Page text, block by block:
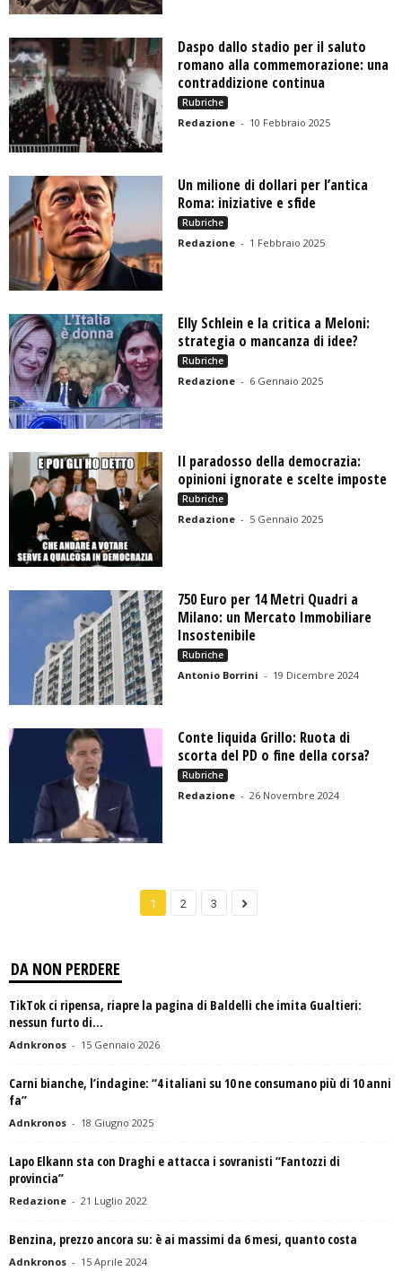
Daspo dallo stadio per il saluto
romano alla commemorazione: una
contraddizione continua
Rubriche
Redazione - 10 Febbraio 2025
Un milione di dollari per l’antica
Roma: iniziative e sfide
Rubriche
Redazione - 1 Febbraio 2025
Elly Schlein e la critica a Meloni:
strategia o mancanza di idee?
Rubriche
Redazione - 6 Gennaio 2025
Il paradosso della democrazia:
opinioni ignorate e scelte imposte
Rubriche
Redazione - 5 Gennaio 2025
750 Euro per 14 Metri Quadri a
Milano: un Mercato Immobiliare
Insostenibile
Rubriche
Antonio Borrini - 19 Dicembre 2024
Conte liquida Grillo: Ruota di
scorta del PD o fine della corsa?
Rubriche
Redazione - 26 Novembre 2024
1 2 3
DA NON PERDERE
TikTok ci ripensa, riapre la pagina di Baldelli che imita Gualtieri:
nessun furto di...
Adnkronos - 15 Gennaio 2026
Carni bianche, l’indagine: “4 italiani su 10 ne consumano più di 10 anni
fa”
Adnkronos - 18 Giugno 2025
Lapo Elkann sta con Draghi e attacca i sovranisti “Fantozzi di
provincia”
Redazione - 21 Luglio 2022
Benzina, prezzo ancora su: è ai massimi da 6 mesi, quanto costa
Adnkronos - 15 Aprile 2024